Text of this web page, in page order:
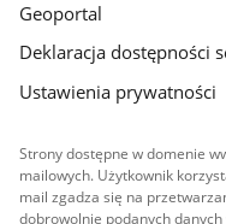
Geoportal
Deklaracja dostępności
Ustawienia prywatności
Strony dostępne w domenie
mailowych. Użytkownik
mail zgadza się na
dobrowolnie podanych